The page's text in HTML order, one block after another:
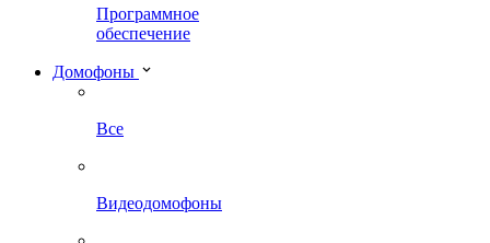
Программное
обеспечение
Домофоны
Все
Видеодомофоны